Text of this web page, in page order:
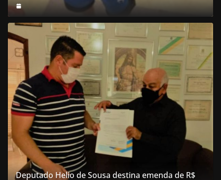
Deputado Helio de Sousa destina emenda de R$